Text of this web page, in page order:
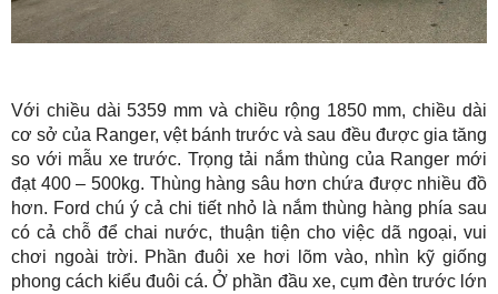
Với chiều dài 5359 mm và chiều rộng 1850 mm, chiều dài
cơ sở của Ranger, vệt bánh trước và sau đều được gia tăng
so với mẫu xe trước. Trọng tải nắm thùng của Ranger mới
đạt 400 – 500kg. Thùng hàng sâu hơn chứa được nhiều đồ
hơn. Ford chú ý cả chi tiết nhỏ là nắm thùng hàng phía sau
có cả chỗ để chai nước, thuận tiện cho việc dã ngoại, vui
chơi ngoài trời. Phần đuôi xe hơi lõm vào, nhìn kỹ giống
phong cách kiểu đuôi cá. Ở phần đầu xe, cụm đèn trước lớn